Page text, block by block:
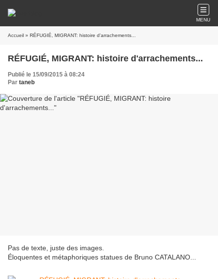
MENU
Accueil » RÉFUGIÉ, MIGRANT: histoire d'arrachements...
RÉFUGIÉ, MIGRANT: histoire d'arrachements...
Publié le 15/09/2015 à 08:24
Par taneb
Pas de texte, juste des images.
Éloquentes et métaphoriques statues de Bruno CATALANO...